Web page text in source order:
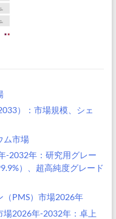
）：市場規模、シェ
ム市場
-2032年：研究用グレー
）、超高純度グレード
PMS）市場2026年
場2026年-2032年：卓上